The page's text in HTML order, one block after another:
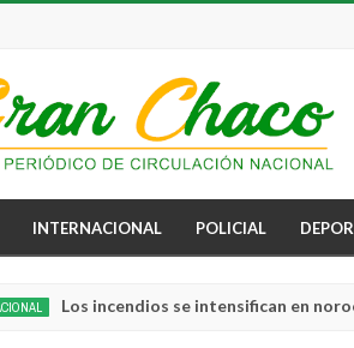
INTERNACIONAL POLICIAL
incendios se intensifican en noroeste de